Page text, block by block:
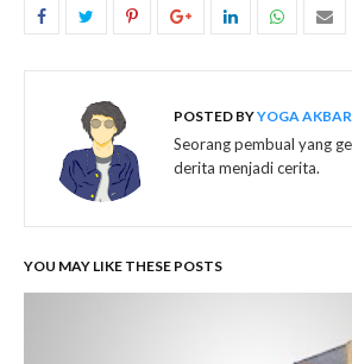
POSTED BYYOGA AKBAR
Seorang pembual yang
derita menjadi cerita.
YOU MAY LIKE THESE POSTS